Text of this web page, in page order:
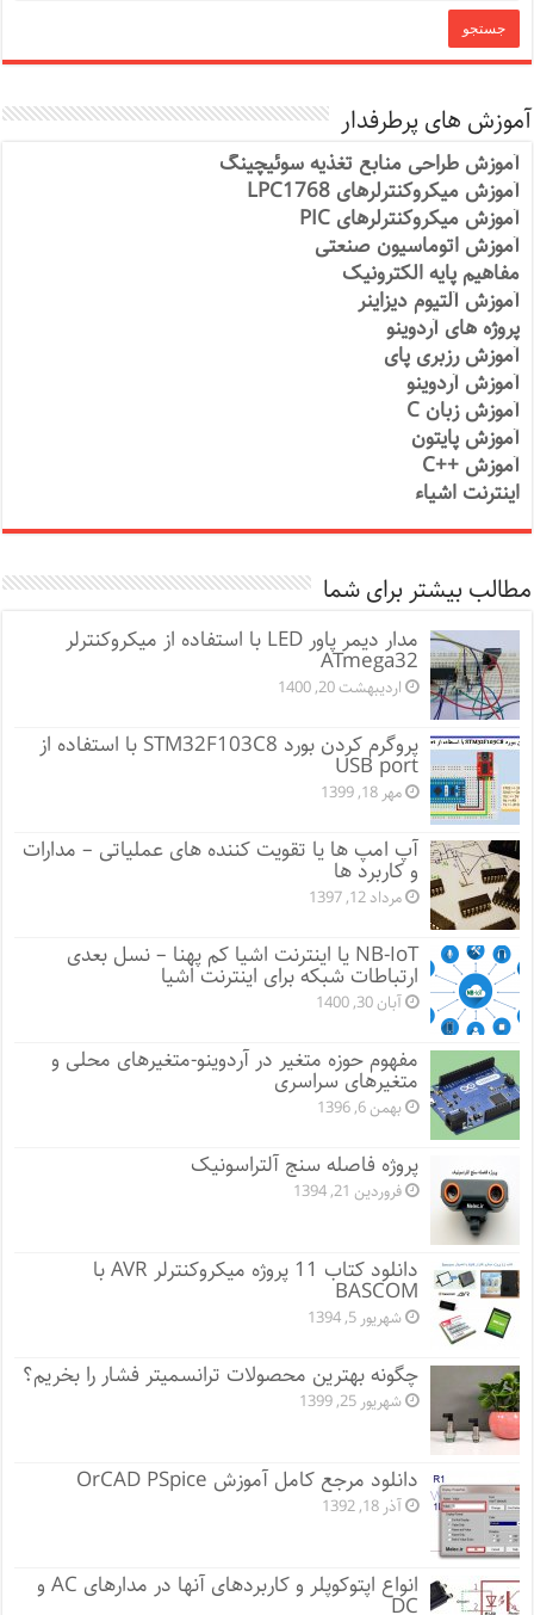
آموزش های پرطرفدار
آموزش طراحی منابع تغذیه سوئیچینگ
آموزش میکروکنترلرهای LPC1768
آموزش میکروکنترلرهای PIC
آموزش اتوماسیون صنعتی
مفاهیم پایه الکترونیک
آموزش آلتیوم دیزاینر
پروژه های آردوینو
آموزش رزبری پای
آموزش آردوینو
آموزش زبان C
آموزش پایتون
آموزش ++C
اینترنت اشیاء
مطالب بیشتر برای شما
مدار دیمر پاور LED با استفاده از میکروکنترلر
ATmega32
اردیبهشت 20, 1400
پروگرم کردن بورد STM32F103C8 با استفاده از
USB port
مهر 18, 1399
آپ امپ ها یا تقویت کننده های عملیاتی – مدارات
و کاربرد ها
مرداد 12, 1397
NB-IoT یا اینترنت اشیا کم پهنا – نسل بعدی
ارتباطات شبکه برای اینترنت اشیا
آبان 30, 1400
مفهوم حوزه متغیر در آردوینو-متغیرهای محلی و
متغیرهای سراسری
بهمن 6, 1396
پروژه فاصله سنج آلتراسونیک
فروردین 21, 1394
دانلود کتاب 11 پروژه میکروکنترلر AVR با
BASCOM
شهریور 5, 1394
چگونه بهترین محصولات ترانسمیتر فشار را بخریم؟
شهریور 25, 1399
دانلود مرجع کامل آموزش OrCAD PSpice
آذر 18, 1392
انواع اپتوکوپلر و کاربردهای آنها در مدارهای AC و
DC